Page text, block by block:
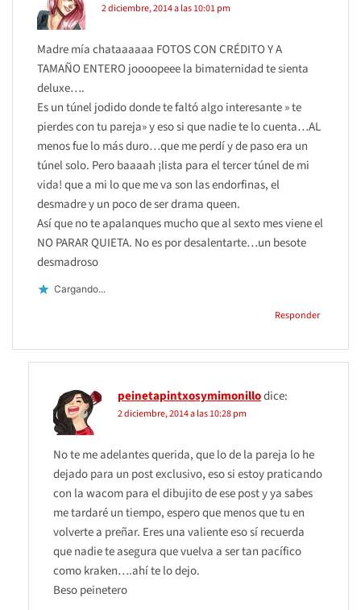
2 diciembre, 2014 a las 10:01 pm
Madre mía chataaaaaa FOTOS CON CRÉDITO Y A
TAMAÑO ENTERO joooopeee la bimaternidad te sienta
deluxe….
Es un túnel jodido donde te faltó algo interesante » te
pierdes con tu pareja» y eso si que nadie te lo cuenta…AL
menos fue lo más duro…que me perdí y de paso era un
túnel solo. Pero baaaah ¡lista para el tercer túnel de mi
vida! que a mi lo que me va son las endorfinas, el
desmadre y un poco de ser drama queen.
Así que no te apalanques mucho que al sexto mes viene el
NO PARAR QUIETA. No es por desalentarte…un besote
desmadroso
Cargando...
Responder
peinetapintxosymimonillodice:
2 diciembre, 2014 a las 10:28 pm
No te me adelantes querida, que lo de la pareja lo he
dejado para un post exclusivo, eso si estoy praticando
con la wacom para el dibujito de ese post y ya sabes
me tardaré un tiempo, espero que menos que tu en
volverte a preñar. Eres una valiente eso sí recuerda
que nadie te asegura que vuelva a ser tan pacífico
como kraken….ahí te lo dejo.
Beso peinetero